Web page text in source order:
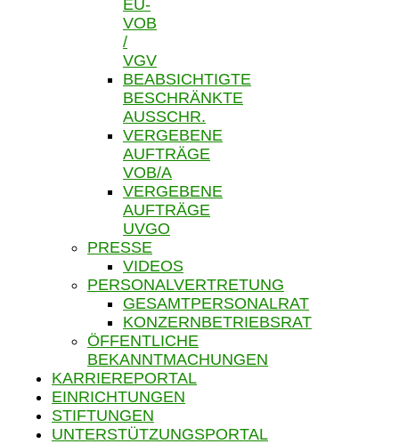
EU-
VOB
/
VGV
BEABSICHTIGTE
BESCHRÄNKTE
AUSSCHR.
VERGEBENE
AUFTRÄGE
VOB/A
VERGEBENE
AUFTRÄGE
UVGO
PRESSE
VIDEOS
PERSONALVERTRETUNG
GESAMTPERSONALRAT
KONZERNBETRIEBSRAT
ÖFFENTLICHE
BEKANNTMACHUNGEN
KARRIEREPORTAL
EINRICHTUNGEN
STIFTUNGEN
UNTERSTÜTZUNGSPORTAL